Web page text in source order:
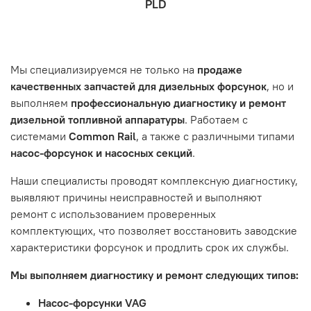
знакомы с основными правилами обслуживания и
неисправности, вызванные нарушением правил
обслуживания или эксплуатации автомобиля. Если у вас
возникнут проблемы с отремонтированной системой,
мы обязательно разберемся в ситуации и предложим
решение. Однако если проблема вызвана одним из
перечисленных выше факторов, мы не сможем
Гарантия не распространяется на следующие случаи:
Истек гарантийный срок.
Товар является расходным материалом, который
тормозные колодки, диски сцепления, свечи зажигания
PLD
Мы специализируемся не только на продаже
качественных запчастей для дизельных форсунок, но и
выполняем профессиональную диагностику и ремонт
дизельной топливной аппаратуры. Работаем с
системами Common Rail, а также с различными типами
насос-форсунок и насосных секций.
Наши специалисты проводят комплексную диагностику,
выявляют причины неисправностей и выполняют
ремонт с использованием проверенных
комплектующих, что позволяет восстановить заводские
характеристики форсунок и продлить срок их службы.
Мы выполняем диагностику и ремонт следующих типов:
Насос-форсунки VAG